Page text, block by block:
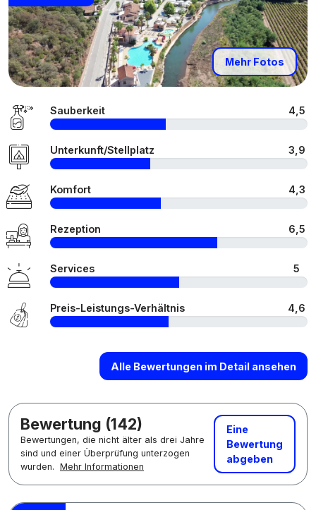
Mehr Fotos
Sauberkeit 4,5
Unterkunft/Stellplatz 3,9
Komfort 4,3
Rezeption 6,5
Services 5
Preis-Leistungs-Verhältnis 4,6
Alle Bewertungen im Detail ansehen
Bewertung (142)
Bewertungen, die nicht älter als drei Jahre
sind und einer Überprüfung unterzogen
wurden. Mehr Informationen
Eine
Bewertung
abgeben